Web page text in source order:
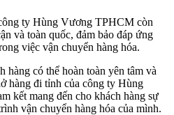
ty Hùng Vương TPHCM còn
và toàn quốc, đảm bảo đáp ứng
việc vận chuyển hàng hóa.
có thể hoàn toàn yên tâm và
hàng đi tỉnh của công ty Hùng
kết mang đến cho khách hàng sự
vận chuyển hàng hóa của mình.